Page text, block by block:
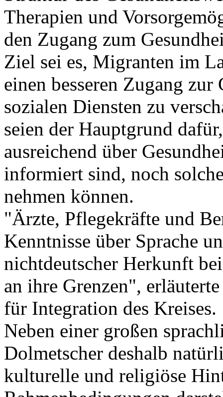
Therapien und
den Zugang zum
Ziel sei es, Migranten im
einen besseren Zugang
sozialen Diensten zu
seien der Hauptgrund
ausreichend über
informiert sind, noch
nehmen können.
"Ärzte, Pflegekräfte und
Kenntnisse über Sprache
nichtdeutscher Herkunft
an ihre Grenzen",
für Integration des Kreises.
Neben einer großen
Dolmetscher deshalb
kulturelle und religiöse